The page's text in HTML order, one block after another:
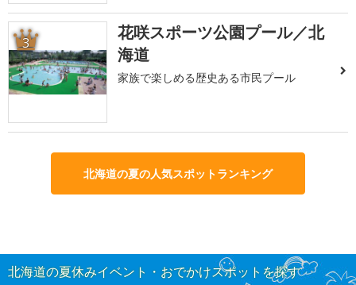
3
花咲スポーツ公園プール／北
海道
家族で楽しめる歴史ある市民プール
北海道の夏の人気スポットランキング
北海道の夏休みイベント・おでかけスポットを探す